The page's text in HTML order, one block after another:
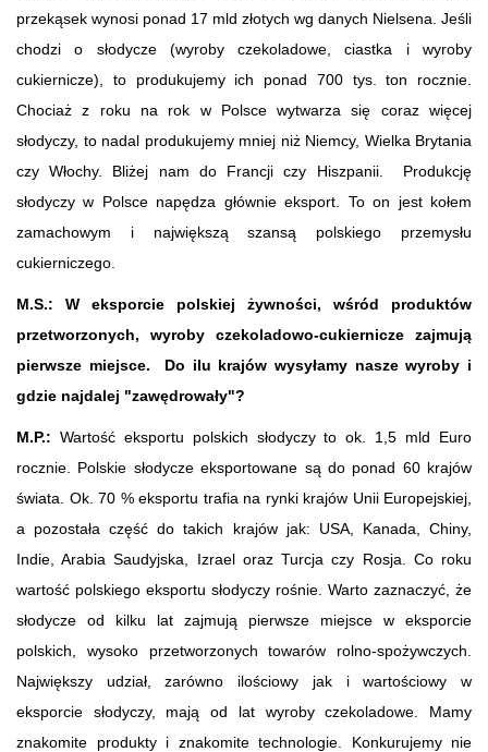
przekąsek wynosi ponad 17 mld złotych wg danych Nielsena. Jeśli
chodzi o słodycze (wyroby czekoladowe, ciastka i wyroby
cukiernicze), to produkujemy ich ponad 700 tys. ton rocznie.
Chociaż z roku na rok w Polsce wytwarza się coraz więcej
słodyczy, to nadal produkujemy mniej niż Niemcy, Wielka Brytania
czy Włochy. Bliżej nam do Francji czy Hiszpanii. Produkcję
słodyczy w Polsce napędza głównie eksport. To on jest kołem
zamachowym i największą szansą polskiego przemysłu
cukierniczego.
M.S.: W eksporcie polskiej żywności, wśród produktów
przetworzonych, wyroby czekoladowo-cukiernicze zajmują
pierwsze miejsce. Do ilu krajów wysyłamy nasze wyroby i
gdzie najdalej "zawędrowały"?
M.P.: Wartość eksportu polskich słodyczy to ok. 1,5 mld Euro
rocznie. Polskie słodycze eksportowane są do ponad 60 krajów
świata. Ok. 70 % eksportu trafia na rynki krajów Unii Europejskiej,
a pozostała część do takich krajów jak: USA, Kanada, Chiny,
Indie, Arabia Saudyjska, Izrael oraz Turcja czy Rosja. Co roku
wartość polskiego eksportu słodyczy rośnie. Warto zaznaczyć, że
słodycze od kilku lat zajmują pierwsze miejsce w eksporcie
polskich, wysoko przetworzonych towarów rolno-spożywczych.
Największy udział, zarówno ilościowy jak i wartościowy w
eksporcie słodyczy, mają od lat wyroby czekoladowe. Mamy
znakomite produkty i znakomite technologie. Konkurujemy nie